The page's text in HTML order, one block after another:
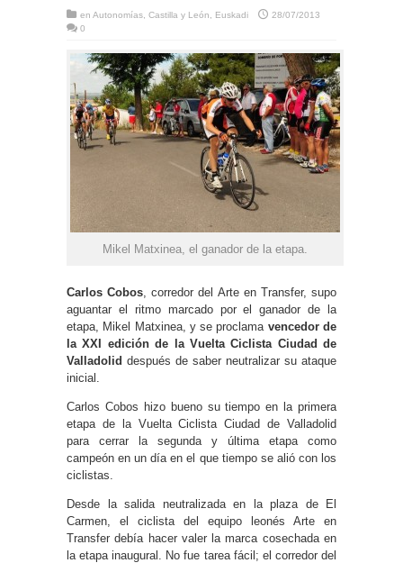
en Autonomías Castilla y León Euskadi
28/07/2013
0
Mikel Matxinea, el ganador de la etapa.
Carlos Cobos, corredor del Arte en Transfer, supo
aguantar el ritmo marcado por el ganador de la
etapa, Mikel Matxinea, y se proclama vencedor de
la XXI edición de la Vuelta Ciclista Ciudad de
Valladolid después de saber neutralizar su ataque
inicial.
Carlos Cobos hizo bueno su tiempo en la primera
etapa de la Vuelta Ciclista Ciudad de Valladolid
para cerrar la segunda y última etapa como
campeón en un día en el que tiempo se alió con los
ciclistas.
Desde la salida neutralizada en la plaza de El
Carmen, el ciclista del equipo leonés Arte en
Transfer debía hacer valer la marca cosechada en
la etapa inaugural. No fue tarea fácil; el corredor del